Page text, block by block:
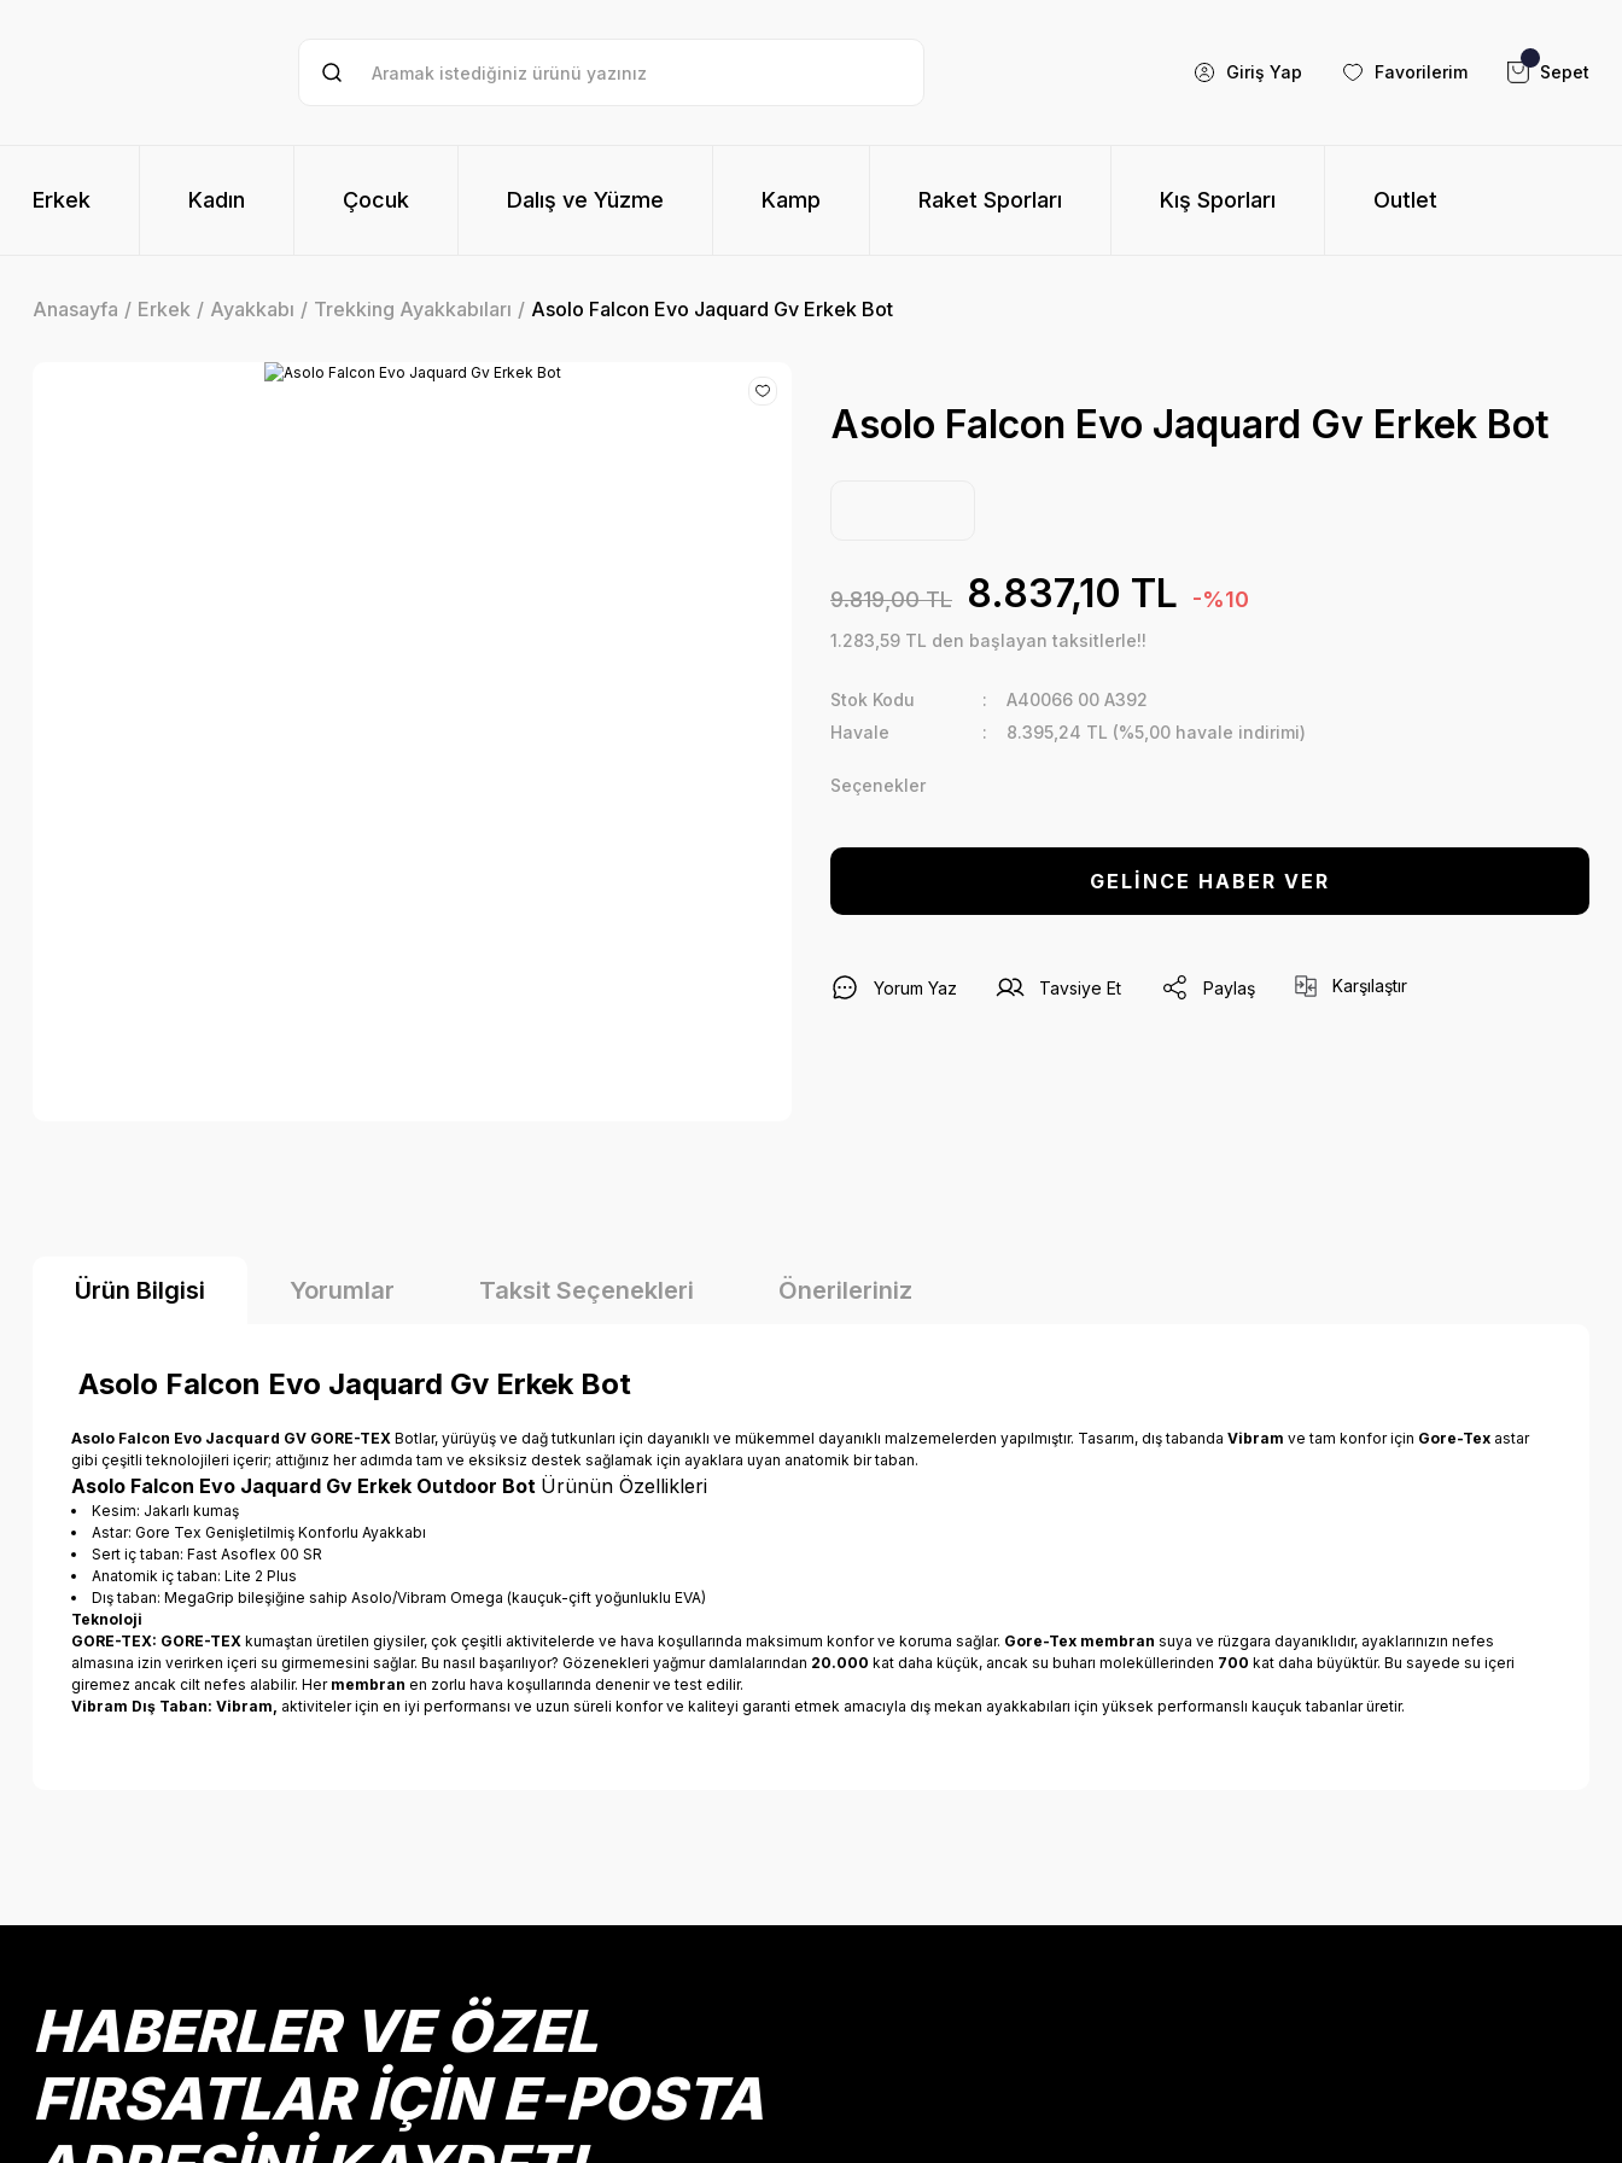
Giriş Yap Favorilerim Sepet
Erkek Kadın Çocuk Dalış ve Yüzme Kamp Raket Sporları Kış Sporları Outlet
Anasayfa Erkek Ayakkabı Trekking Ayakkabıları Asolo Falcon Evo Jaquard Gv Erkek Bot
Asolo Falcon Evo Jaquard Gv Erkek Bot
9.819,00 TL 8.837,10 TL -%10
1.283,59 TL den başlayan taksitlerle!!
Stok Kodu
A40066 00 A392
Havale
8.395,24 TL (%5,00 havale indirimi)
Seçenekler
GELİNCE HABER VER
Yorum Yaz Tavsiye Et Paylaş Karşılaştır
Ürün Bilgisi Yorumlar Taksit Seçenekleri Önerileriniz
Asolo Falcon Evo Jaquard Gv Erkek Bot
Asolo Falcon Evo Jacquard GV GORE-TEX Botlar, yürüyüş ve dağ tutkunları için dayanıklı ve mükemmel dayanıklı malzemelerden yapılmıştır. Tasarım, dış tabanda Vibram ve tam konfor için Gore-Tex astar
gibi çeşitli teknolojileri içerir; attığınız her adımda tam ve eksiksiz destek sağlamak için ayaklara uyan anatomik bir taban.
Asolo Falcon Evo Jaquard Gv Erkek Outdoor Bot Ürünün Özellikleri
Kesim: Jakarlı kumaş
Astar: Gore Tex Genişletilmiş Konforlu Ayakkabı
Sert iç taban: Fast Asoflex 00 SR
Anatomik iç taban: Lite 2 Plus
Dış taban: MegaGrip bileşiğine sahip Asolo/Vibram Omega (kauçuk-çift yoğunluklu EVA)
Teknoloji
GORE-TEX: GORE-TEX kumaştan üretilen giysiler, çok çeşitli aktivitelerde ve hava koşullarında maksimum konfor ve koruma sağlar. Gore-Tex membran suya ve rüzgara dayanıklıdır, ayaklarınızın nefes
almasına izin verirken içeri su girmemesini sağlar. Bu nasıl başarılıyor? Gözenekleri yağmur damlalarından 20.000 kat daha küçük, ancak su buharı moleküllerinden 700 kat daha büyüktür. Bu sayede su içeri
giremez ancak cilt nefes alabilir. Her membran en zorlu hava koşullarında denenir ve test edilir.
Vibram Dış Taban: Vibram, aktiviteler için en iyi performansı ve uzun süreli konfor ve kaliteyi garanti etmek amacıyla dış mekan ayakkabıları için yüksek performanslı kauçuk tabanlar üretir.
Ürün resmi kalitesiz, bozuk veya görüntülenemiyor.
Ürün fiyatı diğer sitelerden daha pahalı.
HABERLER VE ÖZEL
FIRSATLAR İÇİN E-POSTA